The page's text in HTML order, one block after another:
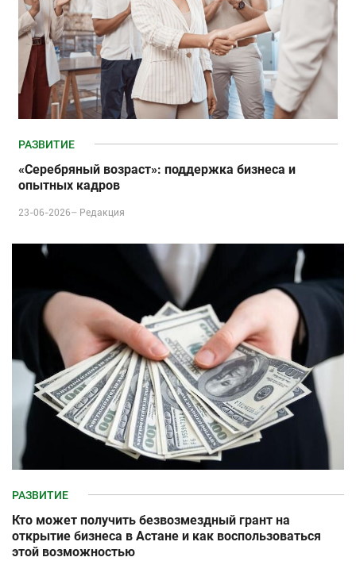
РАЗВИТИЕ
«Серебряный возраст»: поддержка бизнеса и
опытных кадров
23-06-2026– Редакция
РАЗВИТИЕ
Кто может получить безвозмездный грант на
открытие бизнеса в Астане и как воспользоваться
этой возможностью